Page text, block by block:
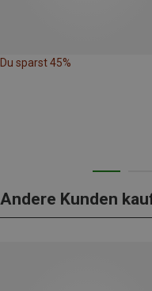
Du sparst 45%
Andere Kunden